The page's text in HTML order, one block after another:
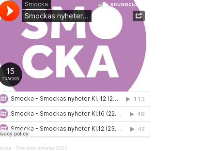
· Smockas nyheter 2024